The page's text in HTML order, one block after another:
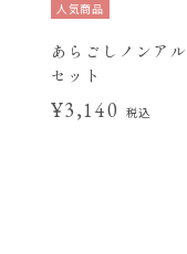
人気商品
あらごしノンア
セット
¥3,140 税込